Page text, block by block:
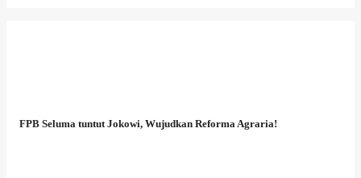
FPB Seluma tuntut Jokowi, Wujudkan Reforma Agraria!